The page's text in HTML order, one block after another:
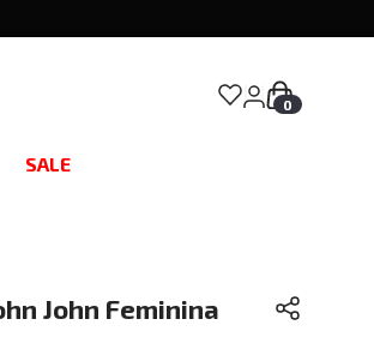
0
SALE
John Feminina